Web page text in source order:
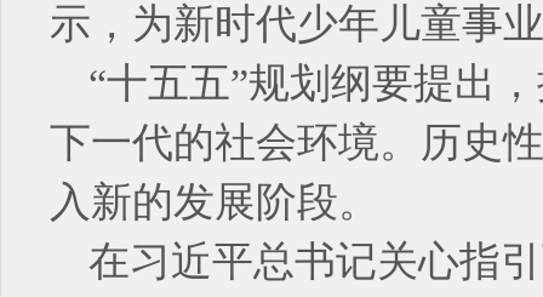
示，为新时代少年儿童事
“十五五”规划纲要提出
下一代的社会环境。历史
入新的发展阶段。
在习近平总书记关心指